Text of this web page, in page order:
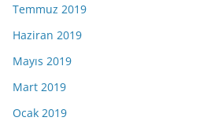
Temmuz 2019
Haziran 2019
Mayıs 2019
Mart 2019
Ocak 2019